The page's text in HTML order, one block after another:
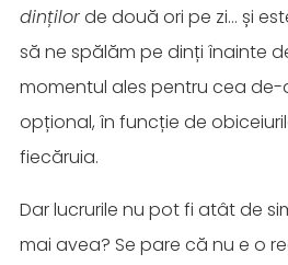
dințilorde două ori pe zi… și
să ne spălăm pe dinți înainte
momentul ales pentru cea
opțional, în funcție de
fiecăruia.
Dar lucrurile nu pot fi atât de
mai avea? Se pare că nu e o